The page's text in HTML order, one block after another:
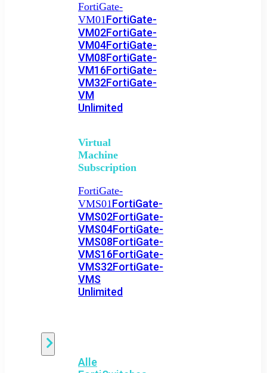
FortiGate-
VM01FortiGate-
VM02FortiGate-
VM04FortiGate-
VM08FortiGate-
VM16FortiGate-
VM32FortiGate-
VM
Unlimited
Virtual
Machine
Subscription
FortiGate-
VMS01FortiGate-
VMS02FortiGate-
VMS04FortiGate-
VMS08FortiGate-
VMS16FortiGate-
VMS32FortiGate-
VMS
Unlimited
Alle